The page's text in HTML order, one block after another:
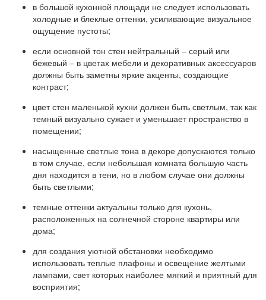
в большой кухонной площади не следует использовать
холодные и блеклые оттенки, усиливающие визуальное
ощущение пустоты;
если основной тон стен нейтральный – серый или
бежевый – в цветах мебели и декоративных аксессуаров
должны быть заметны яркие акценты, создающие
контраст;
цвет стен маленькой кухни должен быть светлым, так как
темный визуально сужает и уменьшает пространство в
помещении;
насыщенные светлые тона в декоре допускаются только
в том случае, если небольшая комната большую часть
дня находится в тени, но в любом случае они должны
быть светлыми;
темные оттенки актуальны только для кухонь,
расположенных на солнечной стороне квартиры или
дома;
для создания уютной обстановки необходимо
использовать теплые плафоны и освещение желтыми
лампами, свет которых наиболее мягкий и приятный для
восприятия;